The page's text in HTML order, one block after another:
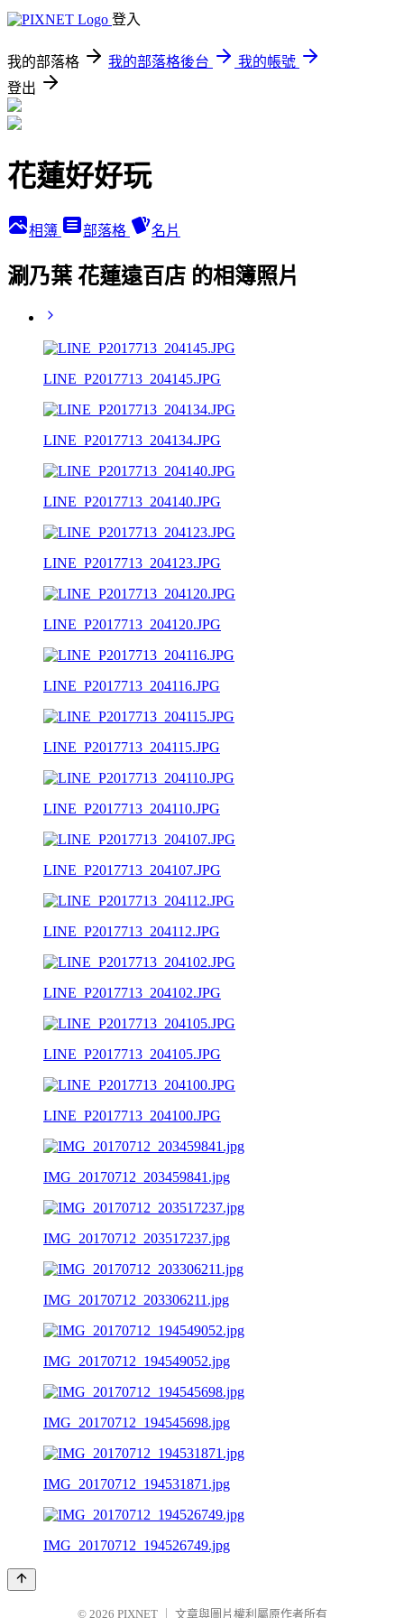
登入
我的部落格 我的部落格後台
我的帳號
登出
花蓮好好玩
相簿 部落格 名片
涮乃葉 花蓮遠百店 的相簿照片
LINE_P2017713_204145.JPG
LINE_P2017713_204134.JPG
LINE_P2017713_204140.JPG
LINE_P2017713_204123.JPG
LINE_P2017713_204120.JPG
LINE_P2017713_204116.JPG
LINE_P2017713_204115.JPG
LINE_P2017713_204110.JPG
LINE_P2017713_204107.JPG
LINE_P2017713_204112.JPG
LINE_P2017713_204102.JPG
LINE_P2017713_204105.JPG
LINE_P2017713_204100.JPG
IMG_20170712_203459841.jpg
IMG_20170712_203517237.jpg
IMG_20170712_203306211.jpg
IMG_20170712_194549052.jpg
IMG_20170712_194545698.jpg
IMG_20170712_194531871.jpg
IMG_20170712_194526749.jpg
© 2026 PIXNET 文章與圖片權利屬原作者所有